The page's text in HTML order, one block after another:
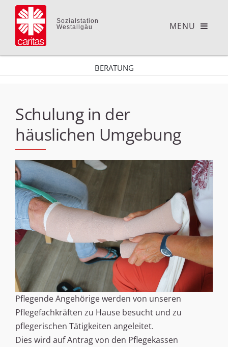
Sozialstation
Westallgäu
BERATUNG
Schulung in der
häuslichen Umgebung
Pflegende Angehörige werden von unseren
Pflegefachkräften zu Hause besucht und zu
pflegerischen Tätigkeiten angeleitet.
Dies wird auf Antrag von den Pflegekassen